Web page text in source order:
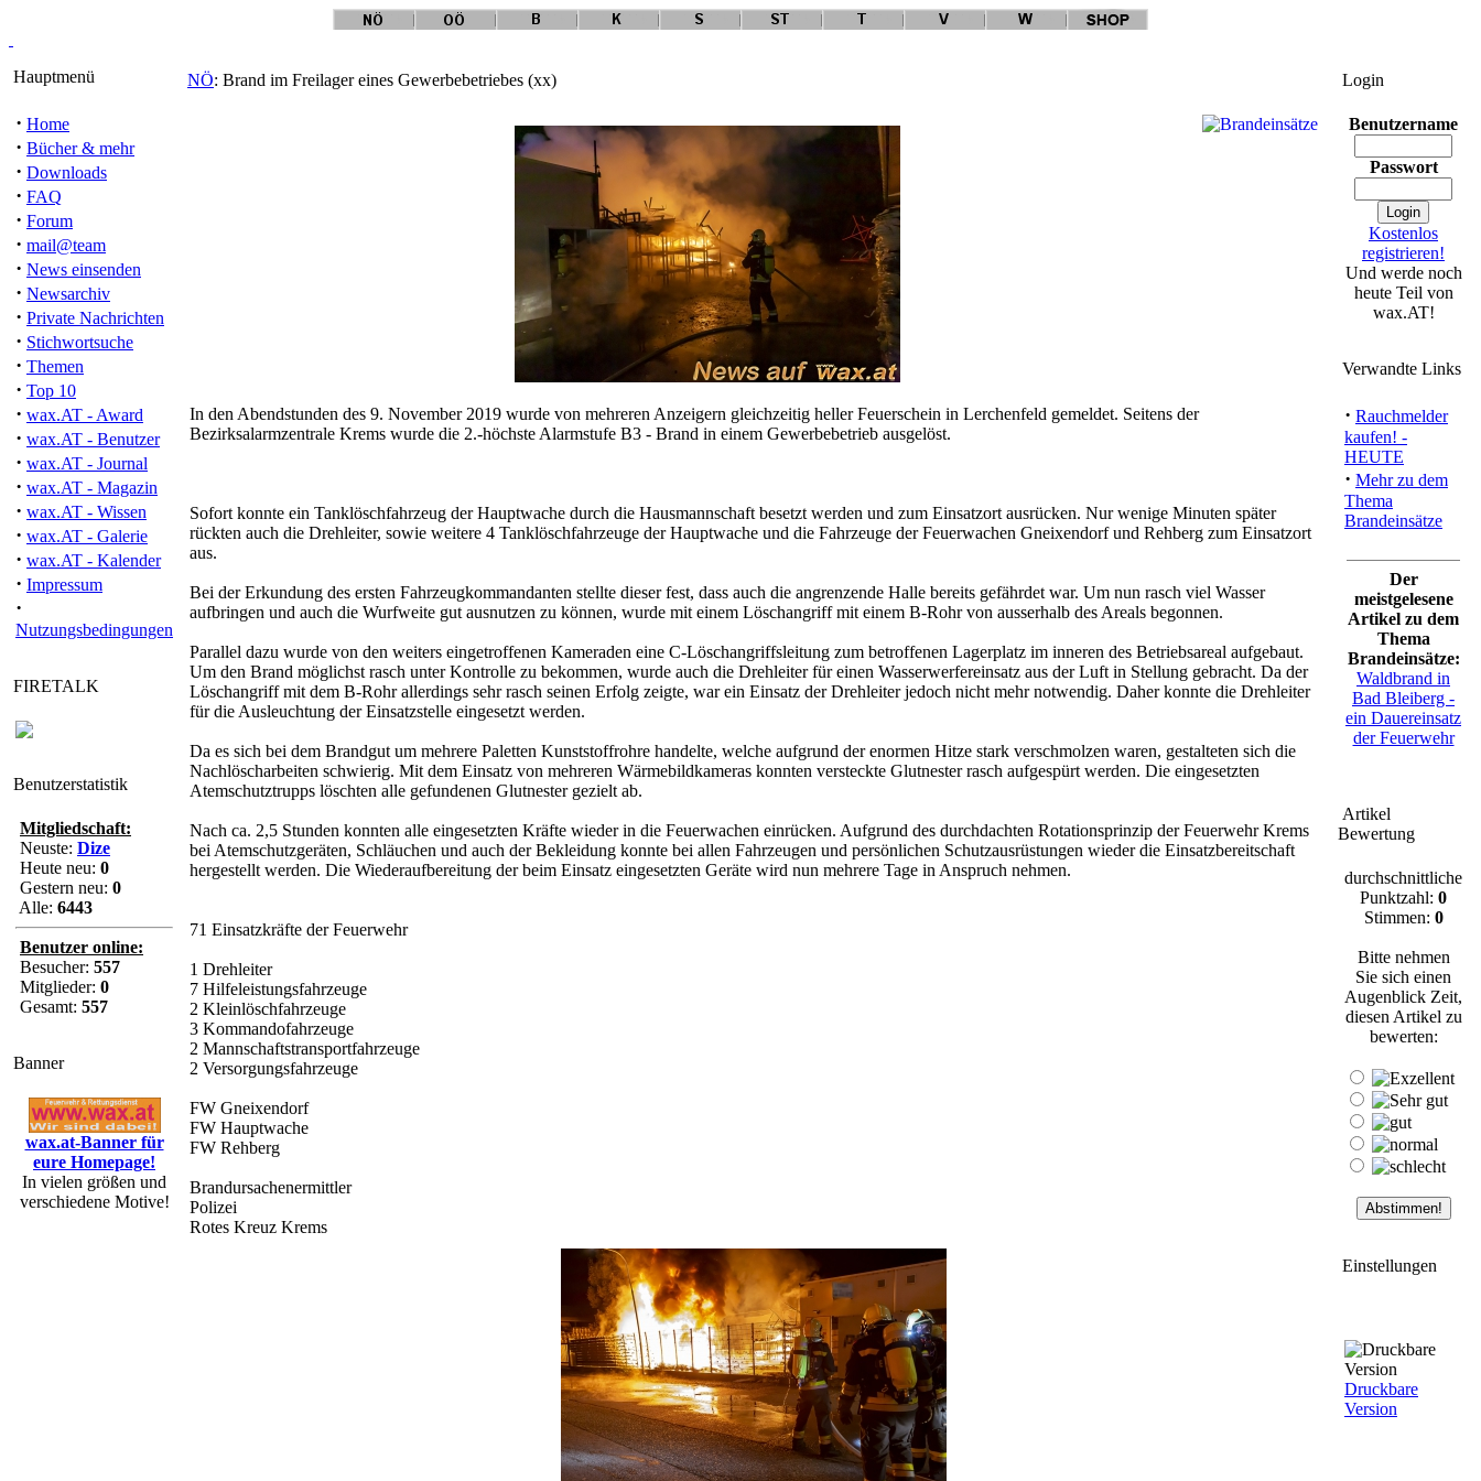
Hauptmenü
· Home
· Bücher & mehr
· Downloads
· FAQ
· Forum
· mail@team
· News einsenden
· Newsarchiv
· Private Nachrichten
· Stichwortsuche
· Themen
· Top 10
· wax.AT - Award
· wax.AT - Benutzer
· wax.AT - Journal
· wax.AT - Magazin
· wax.AT - Wissen
· wax.AT - Galerie
· wax.AT - Kalender
· Impressum
·
Nutzungsbedingungen
FIRETALK
Benutzerstatistik
Mitgliedschaft:
Neuste: Dize
Heute neu: 0
Gestern neu: 0
Alle: 6443
Benutzer online:
Besucher: 557
Mitglieder: 0
Gesamt: 557
Banner
wax.at-Banner für
eure Homepage!
In vielen größen und
verschiedene Motive!
NÖ: Brand im Freilager eines Gewerbebetriebes (xx)
In den Abendstunden des 9. November 2019 wurde von mehreren Anzeigern gleichzeitig heller Feuerschein in Lerchenfeld gemeldet. Seitens der
Bezirksalarmzentrale Krems wurde die 2.-höchste Alarmstufe B3 - Brand in einem Gewerbebetrieb ausgelöst.
Sofort konnte ein Tanklöschfahrzeug der Hauptwache durch die Hausmannschaft besetzt werden und zum Einsatzort ausrücken. Nur wenige Minuten später
rückten auch die Drehleiter, sowie weitere 4 Tanklöschfahrzeuge der Hauptwache und die Fahrzeuge der Feuerwachen Gneixendorf und Rehberg zum Einsatzort
aus.
Bei der Erkundung des ersten Fahrzeugkommandanten stellte dieser fest, dass auch die angrenzende Halle bereits gefährdet war. Um nun rasch viel Wasser
aufbringen und auch die Wurfweite gut ausnutzen zu können, wurde mit einem Löschangriff mit einem B-Rohr von ausserhalb des Areals begonnen.
Parallel dazu wurde von den weiters eingetroffenen Kameraden eine C-Löschangriffsleitung zum betroffenen Lagerplatz im inneren des Betriebsareal aufgebaut.
Um den Brand möglichst rasch unter Kontrolle zu bekommen, wurde auch die Drehleiter für einen Wasserwerfereinsatz aus der Luft in Stellung gebracht. Da der
Löschangriff mit dem B-Rohr allerdings sehr rasch seinen Erfolg zeigte, war ein Einsatz der Drehleiter jedoch nicht mehr notwendig. Daher konnte die Drehleiter
für die Ausleuchtung der Einsatzstelle eingesetzt werden.
Da es sich bei dem Brandgut um mehrere Paletten Kunststoffrohre handelte, welche aufgrund der enormen Hitze stark verschmolzen waren, gestalteten sich die
Nachlöscharbeiten schwierig. Mit dem Einsatz von mehreren Wärmebildkameras konnten versteckte Glutnester rasch aufgespürt werden. Die eingesetzten
Atemschutztrupps löschten alle gefundenen Glutnester gezielt ab.
Nach ca. 2,5 Stunden konnten alle eingesetzten Kräfte wieder in die Feuerwachen einrücken. Aufgrund des durchdachten Rotationsprinzip der Feuerwehr Krems
bei Atemschutzgeräten, Schläuchen und auch der Bekleidung konnte bei allen Fahrzeugen und persönlichen Schutzausrüstungen wieder die Einsatzbereitschaft
hergestellt werden. Die Wiederaufbereitung der beim Einsatz eingesetzten Geräte wird nun mehrere Tage in Anspruch nehmen.
71 Einsatzkräfte der Feuerwehr
1 Drehleiter
7 Hilfeleistungsfahrzeuge
2 Kleinlöschfahrzeuge
3 Kommandofahrzeuge
2 Mannschaftstransportfahrzeuge
2 Versorgungsfahrzeuge
FW Gneixendorf
FW Hauptwache
FW Rehberg
Brandursachenermittler
Polizei
Rotes Kreuz Krems
Login
Benutzername
Passwort
Kostenlos
registrieren!
Und werde noch
heute Teil von
wax.AT!
Verwandte Links
· Rauchmelder
kaufen! -
HEUTE
· Mehr zu dem
Thema
Brandeinsätze
Der
meistgelesene
Artikel zu dem
Thema
Brandeinsätze:
Waldbrand in
Bad Bleiberg -
ein Dauereinsatz
der Feuerwehr
Artikel
Bewertung
durchschnittliche
Punktzahl: 0
Stimmen: 0
Bitte nehmen
Sie sich einen
Augenblick Zeit,
diesen Artikel zu
bewerten:
Einstellungen
Druckbare
Version